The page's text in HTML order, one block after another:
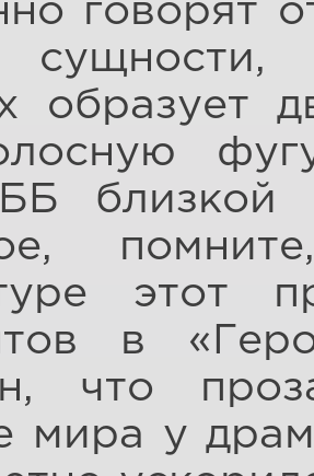
говорят
образует
близкой
этот
в
что
мира у